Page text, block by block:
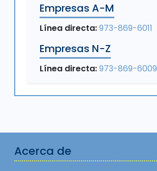
Empresas A-M
Línea directa:973-869-6011
Empresas N-Z
Línea directa:973-869-6009
Acerca de